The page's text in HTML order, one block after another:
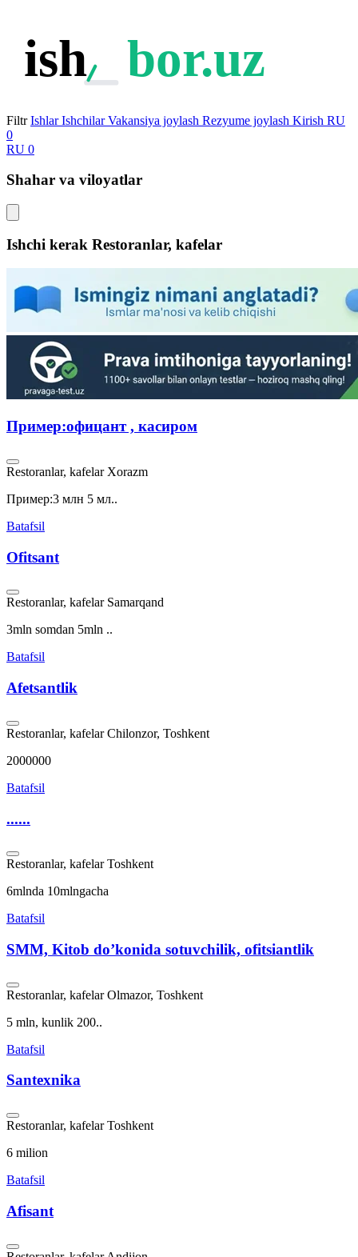
ish bor.uz
Filtr Ishlar Ishchilar Vakansiya joylash Rezyume joylash Kirish RU
0
RU 0
Shahar va viloyatlar
Ishchi kerak Restoranlar, kafelar
Пример:офицант , касиром
Restoranlar, kafelar Xorazm
Пример:3 млн 5 мл..
Batafsil
Ofitsant
Restoranlar, kafelar Samarqand
3mln somdan 5mln ..
Batafsil
Afetsantlik
Restoranlar, kafelar Chilonzor, Toshkent
2000000
Batafsil
......
Restoranlar, kafelar Toshkent
6mlnda 10mlngacha
Batafsil
SMM, Kitob do’konida sotuvchilik, ofitsiantlik
Restoranlar, kafelar Olmazor, Toshkent
5 mln, kunlik 200..
Batafsil
Santexnika
Restoranlar, kafelar Toshkent
6 milion
Batafsil
Afisant